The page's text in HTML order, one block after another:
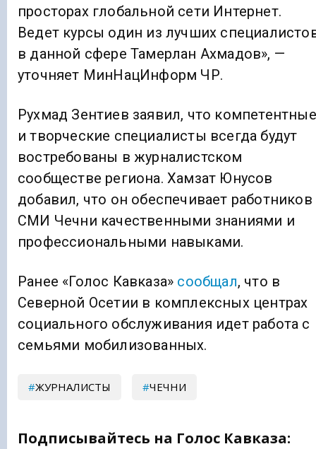
просторах глобальной сети Интернет.
Ведет курсы один из лучших
в данной сфере Тамерлан Ахмадов», —
уточняет МинНацИнформ ЧР.
Рухмад Зентиев заявил, что компетентные
и творческие специалисты всегда будут
востребованы в журналистском
сообществе региона. Хамзат Юнусов
добавил, что он обеспечивает работников
СМИ Чечни качественными знаниями и
профессиональными навыками.
Ранее «Голос Кавказа» сообщал, что в
Северной Осетии в комплексных центрах
социального обслуживания идет работа с
семьями мобилизованных.
ЖУРНАЛИСТЫ ЧЕЧНИ
Подписывайтесь на Голос Кавказа: